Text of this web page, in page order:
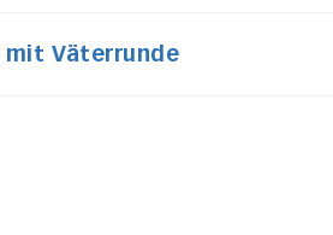
mit Väterrunde